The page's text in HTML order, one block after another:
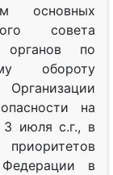
основных
совета
органов по
обороту
Организации
на
июля с.г., в
Федерации в